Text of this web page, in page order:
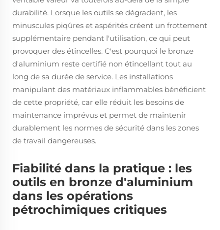
durabilité. Lorsque les outils se dégradent, les
minuscules piqûres et aspérités créent un frottement
supplémentaire pendant l'utilisation, ce qui peut
provoquer des étincelles. C'est pourquoi le bronze
d'aluminium reste certifié non étincellant tout au
long de sa durée de service. Les installations
manipulant des matériaux inflammables bénéficient
de cette propriété, car elle réduit les besoins de
maintenance imprévus et permet de maintenir
durablement les normes de sécurité dans les zones
de travail dangereuses.
Fiabilité dans la pratique : les
outils en bronze d'aluminium
dans les opérations
pétrochimiques critiques